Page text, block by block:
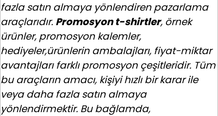
fazla satın almaya yönlendiren pazarlama
araçlarıdır. Promosyon t-shirtler, örnek
ürünler, promosyon kalemler,
hediyeler,ürünlerin ambalajları, fiyat-miktar
avantajları farklı promosyon çeşitleridir. Tüm
bu araçların amacı, kişiyi hızlı bir karar ile
veya daha fazla satın almaya
yönlendirmektir. Bu bağlamda,